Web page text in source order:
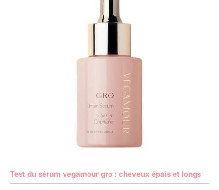
Test du sérum vegamour gro : cheveux épais et longs